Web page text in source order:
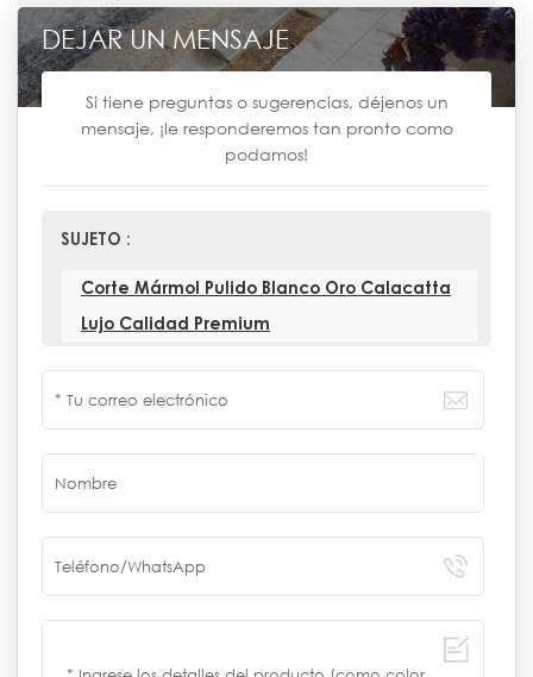
DEJAR UN MENSAJE
Si tiene preguntas o sugerencias, déjenos un
mensaje, ¡le responderemos tan pronto como
podamos!
SUJETO :
Corte Mármol Pulido Blanco Oro Calacatta
Lujo Calidad Premium